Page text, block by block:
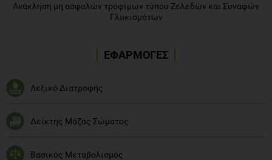
Ανάκληση μη ασφαλών τροφίμων τύπου Ζελεδών και Συναφών
Γλυκισμάτων
ΕΦΑΡΜΟΓΕΣ
Λεξικό Διατροφής
Δείκτης Μάζας Σώματος
Βασικός Μεταβολισμός